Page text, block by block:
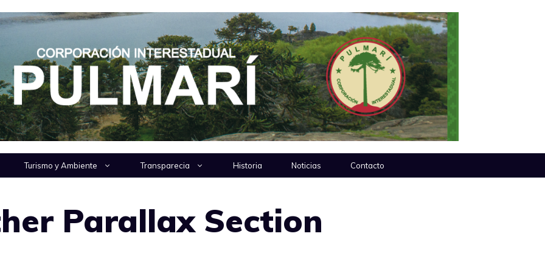
Turismo y Ambiente Transparecia Historia Noticias Contacto
Parallax Section